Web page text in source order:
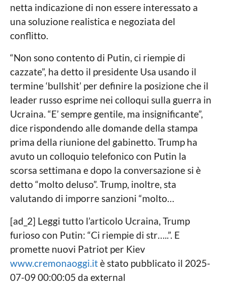
netta indicazione di non essere interessato a
una soluzione realistica e negoziata del
conflitto.
“Non sono contento di Putin, ci riempie di
cazzate”, ha detto il presidente Usa usando il
termine ‘bullshit’ per definire la posizione che il
leader russo esprime nei colloqui sulla guerra in
Ucraina. “E’ sempre gentile, ma insignificante”,
dice rispondendo alle domande della stampa
prima della riunione del gabinetto. Trump ha
avuto un colloquio telefonico con Putin la
scorsa settimana e dopo la conversazione si è
detto “molto deluso”. Trump, inoltre, sta
valutando di imporre sanzioni “molto…
[ad_2] Leggi tutto l’articolo Ucraina, Trump
furioso con Putin: “Ci riempie di str…..”. E
promette nuovi Patriot per Kiev
www.cremonaoggi.itè stato pubblicato il 2025-
07-09 00:00:05 da external